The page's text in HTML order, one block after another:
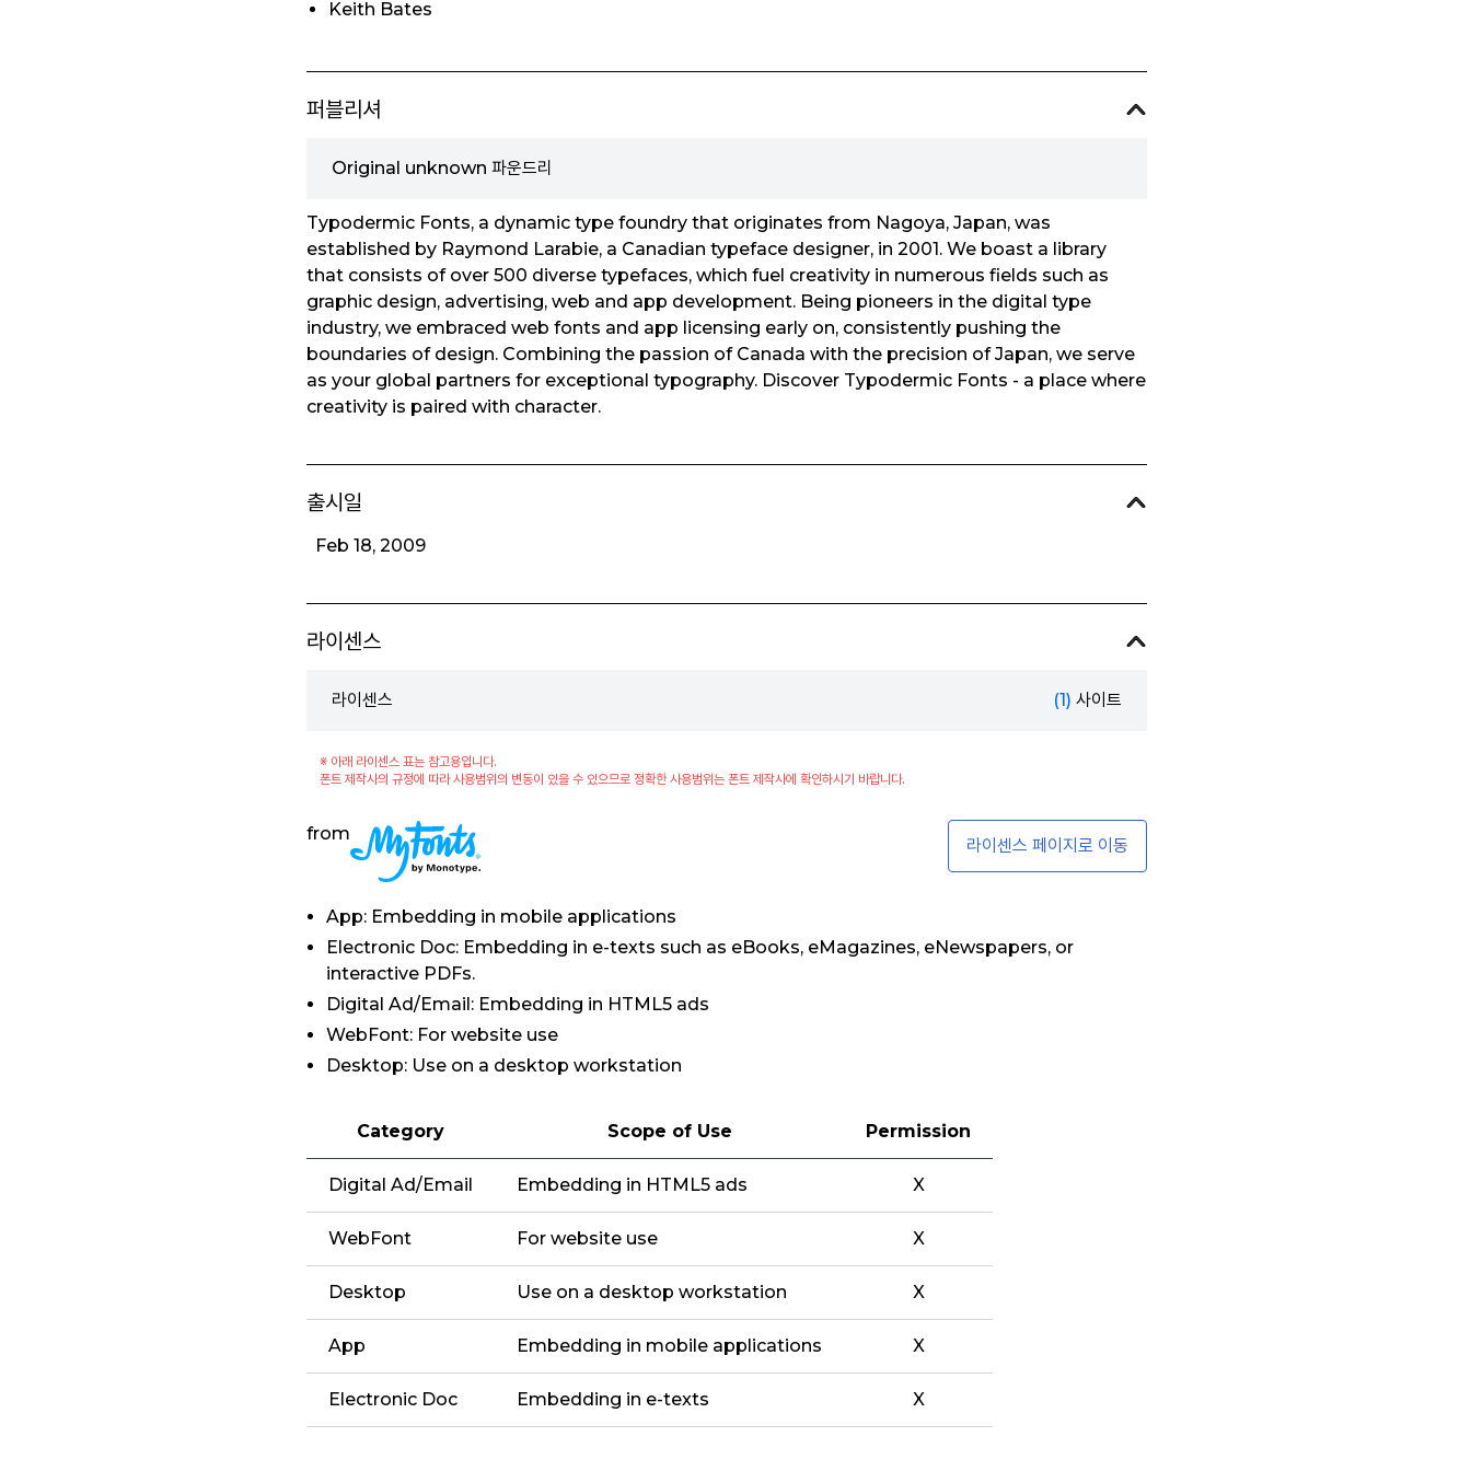
Keith Bates
퍼블리셔
Original unknown 파운드리
Typodermic Fonts, a dynamic type foundry that originates from Nagoya, Japan, was
established by Raymond Larabie, a Canadian typeface designer, in 2001. We boast a library
that consists of over 500 diverse typefaces, which fuel creativity in numerous fields such as
graphic design, advertising, web and app development. Being pioneers in the digital type
industry, we embraced web fonts and app licensing early on, consistently pushing the
boundaries of design. Combining the passion of Canada with the precision of Japan, we serve
as your global partners for exceptional typography. Discover Typodermic Fonts - a place where
creativity is paired with character.
출시일
Feb 18, 2009
라이센스
라이센스 (1) 사이트
※ 아래 라이센스 표는 참고용입니다.
폰트 제작사의 규정에 따라 사용범위의 변동이 있을 수 있으므로 정확한 사용범위는 폰트 제작사에 확인하시기 바랍니다.
from
라이센스 페이지로 이동
App: Embedding in mobile applications
Electronic Doc: Embedding in e-texts such as eBooks, eMagazines, eNewspapers, or
interactive PDFs.
Digital Ad/Email: Embedding in HTML5 ads
WebFont: For website use
Desktop: Use on a desktop workstation
Category Scope of Use Permission
Digital Ad/Email Embedding in HTML5 ads X
WebFont For website use X
Desktop Use on a desktop workstation X
App Embedding in mobile applications X
Electronic Doc Embedding in e-texts X